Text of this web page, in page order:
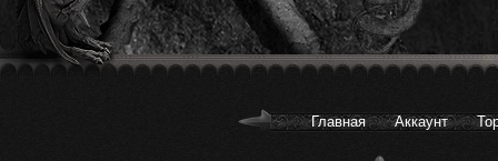
Главная Аккаунт